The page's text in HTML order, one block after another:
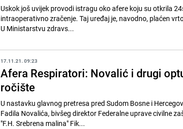
Uskok još uvijek provodi istragu oko afere koju su otkrila
intraoperativno zračenje. Taj uređaj je, navodno, plaćen
U Ministarstvu zdravs...
17.11.21. 09:23
Afera Respiratori: Novalić i drugi
ročište
U nastavku glavnog pretresa pred Sudom Bosne i
Fadila Novalića, bivšeg direktor Federalne uprave civilne
"F.H. Srebrena malina" Fik...